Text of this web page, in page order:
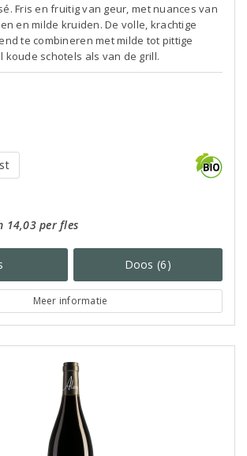
Fris en fruitig van geur, met nuances van
en milde kruiden. De volle, krachtige
te combineren met milde tot pittige
koude schotels als van de grill.
14,03 per fles
Doos (6)
Meer informatie